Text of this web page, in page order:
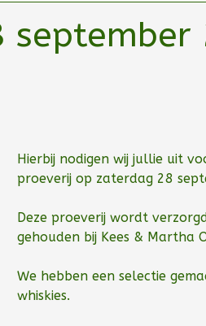
september
Hierbij nodigen wij jullie uit
proeverij op zaterdag 28
Deze proeverij wordt
gehouden bij Kees & Martha
We hebben een selectie
whiskies.